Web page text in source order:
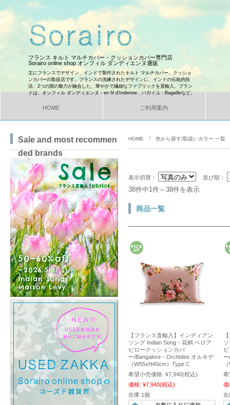
フランス キルト マルチカバー・クッションカバー専門店
Sorairo online shop オンフィル ダンディエンヌ通販
主にフランスでデザイン、インドで製作されたキルト マルチカバー、クッショ
ンカバーの取扱店です。フランスの洗練されたデザインに、インドの伝統的技
法、2つの国の魅力が融合した、華やかで繊細なファブリックを直輸入。ブラン
ドは、オンフィル ダンディエンヌ・en fil d'Indienne、バガイユ・Bagailleなど。
HOME ご利用案内
HOME 色から探す/取扱いカラー 一覧
表示切替： 並び順：
38件中1件～38件を表示
商品一覧
【フランス直輸入】インディアン
ソング Indian Song・花柄 ベロア
ピロークッションカバ
ー/Bangalore・Orchidee オルキデ
（W55xH40cm）Type.C
希望小売価格: ¥7,940(税込)
価格: ¥7,940(税込)
在庫 1個
希
価
在
Sale and most recommen
ded brands